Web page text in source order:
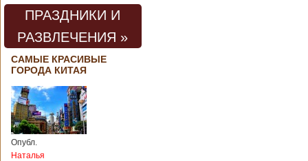
ПРАЗДНИКИ И
РАЗВЛЕЧЕНИЯ »
САМЫЕ КРАСИВЫЕ
ГОРОДА КИТАЯ
Опубл.
Наталья